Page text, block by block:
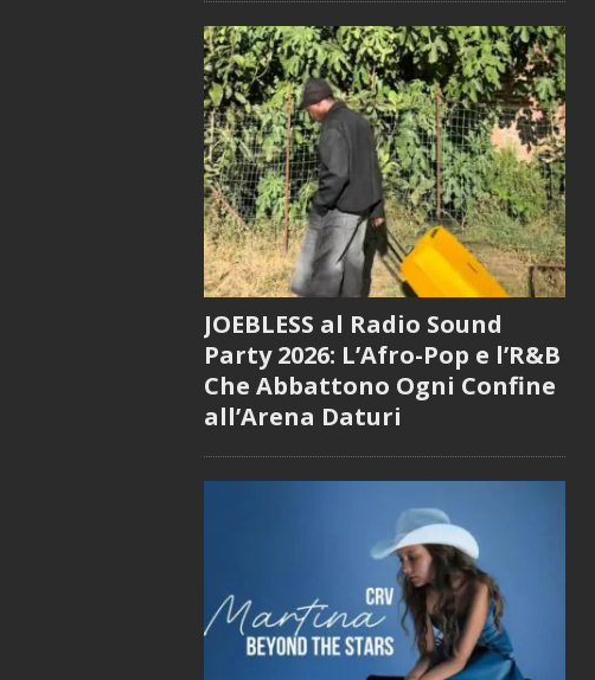
JOEBLESS al Radio Sound
Party 2026: L’Afro-Pop e l’R&B
Che Abbattono Ogni Confine
all’Arena Daturi